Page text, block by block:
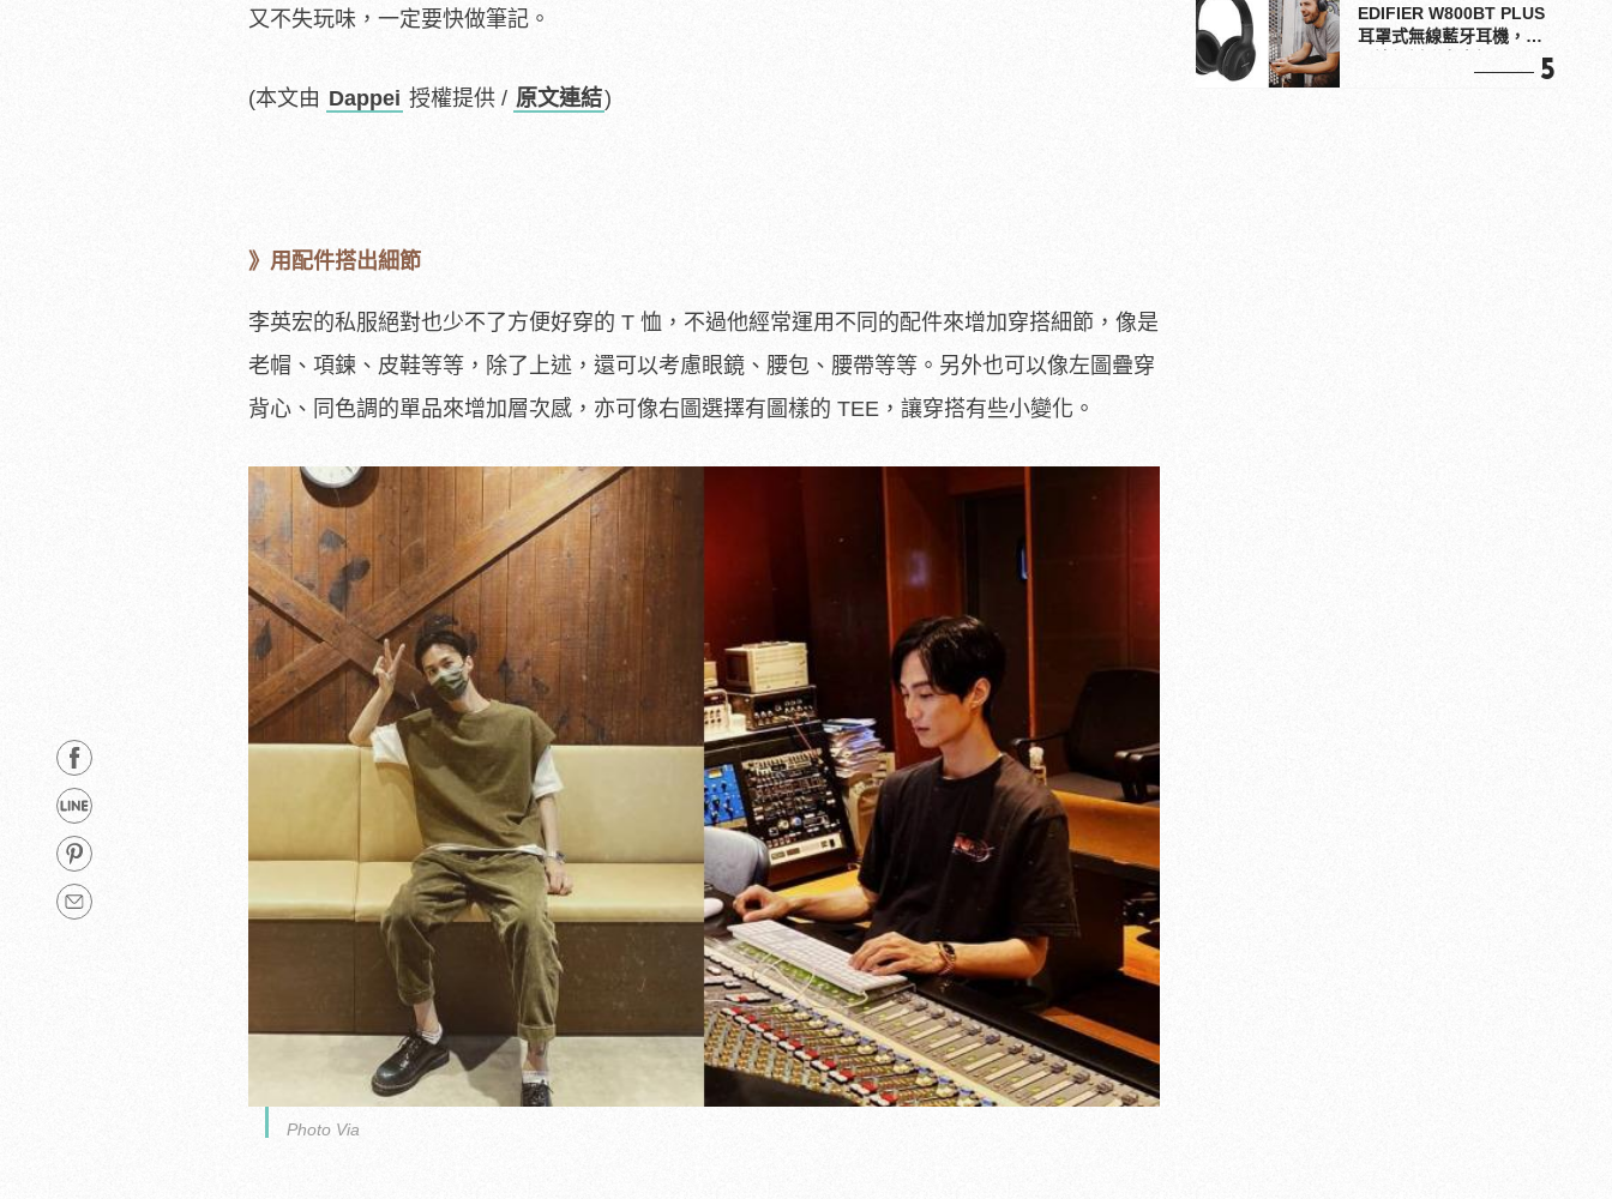
又不失玩味，一定要快做筆記。
(本文由 Dappei 授權提供 / 原文連結)
》用配件搭出細節
李英宏的私服絕對也少不了方便好穿的 T 恤，不過他經常運用不同的配件來增加穿搭細節，像是
老帽、項鍊、皮鞋等等，除了上述，還可以考慮眼鏡、腰包、腰帶等等。另外也可以像左圖疊穿
背心、同色調的單品來增加層次感，亦可像右圖選擇有圖樣的 TEE，讓穿搭有些小變化。
Photo Via
EDIFIER W800BT PLUS
耳罩式無線藍牙耳機，在
5